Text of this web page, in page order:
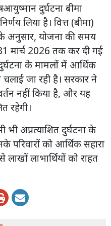
दुर्घटना बीमा
लिया है। वित्त (बीमा)
अनुसार, योजना की समय
मार्च 2026 तक कर दी गई
के मामलों में आर्थिक
जा रही है। सरकार ने
नहीं किया है, और यह
रहेगी।
भी अप्रत्याशित दुर्घटना के
परिवारों को आर्थिक सहारा
लाभार्थियों को राहत